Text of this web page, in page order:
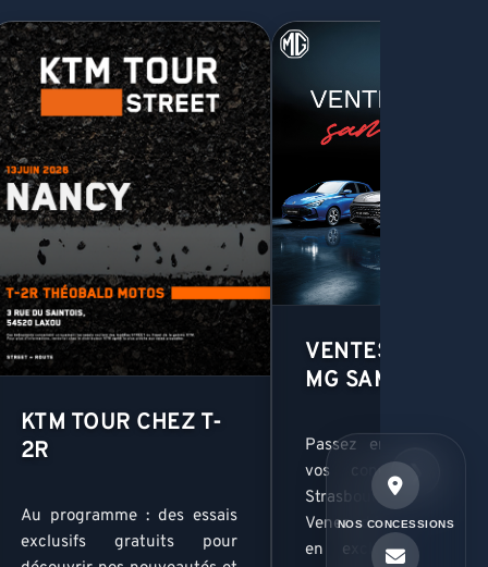
KTM TOUR CHEZ T-
2R
Au programme : des essais
exclusifs gratuits pour
VENTES PRIVÉES
MG SAMEDI 30
Passez en mode VIP
vos concessions
Strasbourg, Nancy et
Venez découvrir et
en exclusivité nos
❯
NOS CONCESSIONS